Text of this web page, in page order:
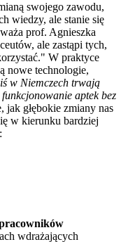
swojego zawodu,
wiedzy, ale stanie się
prof. Agnieszka
ale zastąpi tych,
W praktyce
nowe technologie,
w Niemczech trwają
aptek bez
jak głębokie zmiany nas
w kierunku bardziej
wdrażających